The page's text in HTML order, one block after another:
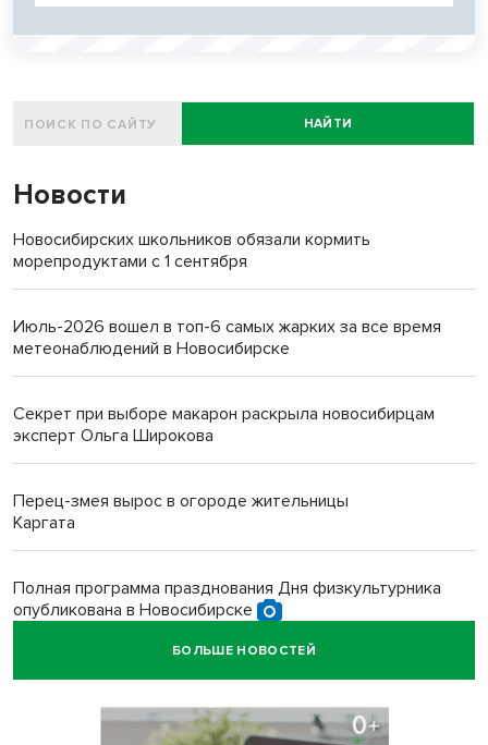
НАЙТИ
Новости
Новосибирских школьников обязали кормить
морепродуктами с 1 сентября
Июль-2026 вошел в топ-6 самых жарких за все время
метеонаблюдений в Новосибирске
Секрет при выборе макарон раскрыла новосибирцам
эксперт Ольга Широкова
Перец-змея вырос в огороде жительницы
Каргата
Полная программа празднования Дня физкультурника
опубликована в Новосибирске
БОЛЬШЕ НОВОСТЕЙ